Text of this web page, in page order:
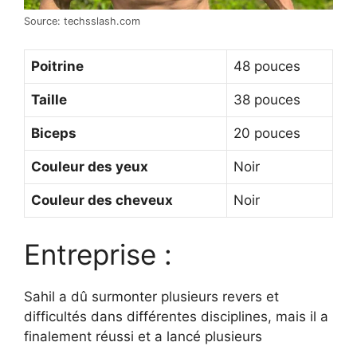
Source: techsslash.com
Poitrine 48 pouces
Taille 38 pouces
Biceps 20 pouces
Couleur des yeux Noir
Couleur des cheveux Noir
Entreprise :
Sahil a dû surmonter plusieurs revers et
difficultés dans différentes disciplines, mais il a
finalement réussi et a lancé plusieurs